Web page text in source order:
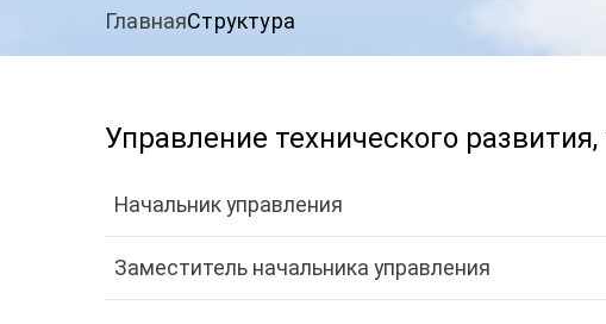
ГлавнаяСтруктура
Управление технического
Начальник управления
Заместитель начальника управления